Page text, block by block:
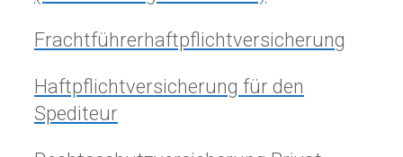
Frachtführerhaftpflichtversicherung
Haftpflichtversicherung für den
Spediteur